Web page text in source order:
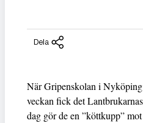
Dela
När Gripenskolan i
veckan fick det
dag gör de en ”köttkupp”